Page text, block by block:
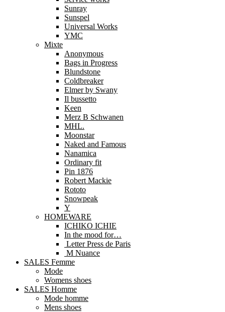
Sunray
Sunspel
Universal Works
YMC
Mixte
Anonymous
Bags in Progress
Blundstone
Coldbreaker
Elmer by Swany
Il bussetto
Keen
Merz B Schwanen
MHL.
Moonstar
Naked and Famous
Nanamica
Ordinary fit
Pin 1876
Robert Mackie
Rototo
Snowpeak
Y
HOMEWARE
ICHIKO ICHIE
In the mood for…
Letter Press de Paris
M Nuance
SALES Femme
Mode
Womens shoes
SALES Homme
Mode homme
Mens shoes